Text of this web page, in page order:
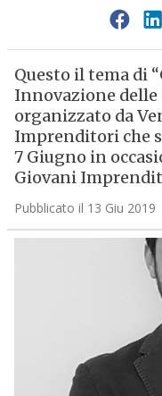
Questo il tema di
Innovazione
organizzato da
Imprenditori che
7 Giugno in
Giovani
Pubblicato il 13 Giu 2019